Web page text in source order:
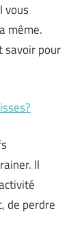
vous
même.
savoir pour
Il
de perdre